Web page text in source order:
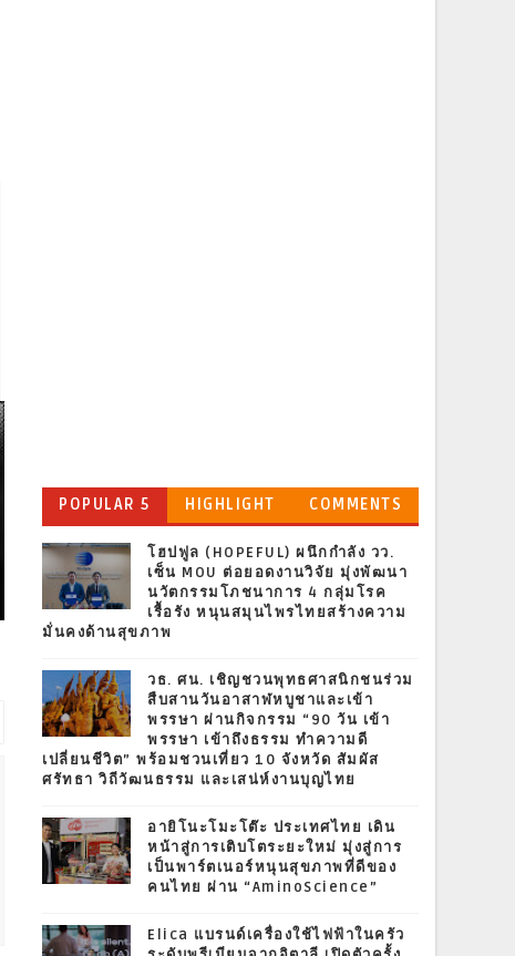
POPULAR 5 HIGHLIGHT COMMENTS
โฮปฟูล (HOPEFUL) ผนึกกำลัง วว.
เซ็น MOU ต่อยอดงานวิจัย มุ่งพัฒนา
นวัตกรรมโภชนาการ 4 กลุ่มโรค
เรื้อรัง หนุนสมุนไพรไทยสร้างความ
มั่นคงด้านสุขภาพ
วธ. ศน. เชิญชวนพุทธศาสนิกชนร่วม
สืบสานวันอาสาฬหบูชาและเข้า
พรรษา ผ่านกิจกรรม “90 วัน เข้า
พรรษา เข้าถึงธรรม ทำความดี
เปลี่ยนชีวิต” พร้อมชวนเที่ยว 10 จังหวัด สัมผัส
ศรัทธา วิถีวัฒนธรรม และเสน่ห์งานบุญไทย
อายิโนะโมะโต๊ะ ประเทศไทย เดิน
หน้าสู่การเติบโตระยะใหม่ มุ่งสู่การ
เป็นพาร์ตเนอร์หนุนสุขภาพที่ดีของ
คนไทย ผ่าน “AminoScience”
Elica แบรนด์เครื่องใช้ไฟฟ้าในครัว